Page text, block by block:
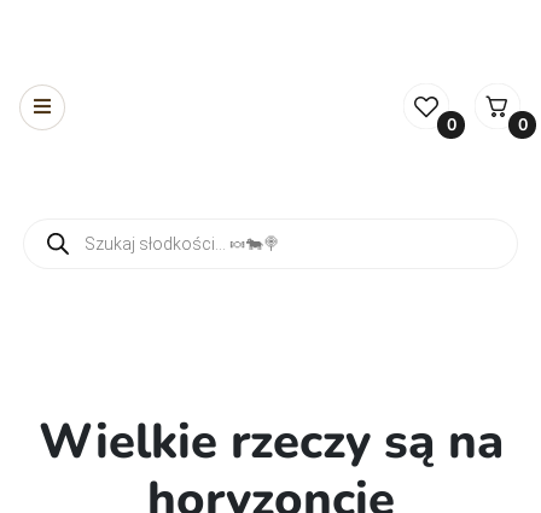
0 0
Wielkie rzeczy są na
horyzoncie